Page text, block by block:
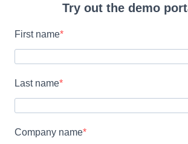
Try out the demo
First name
Last name
Company name